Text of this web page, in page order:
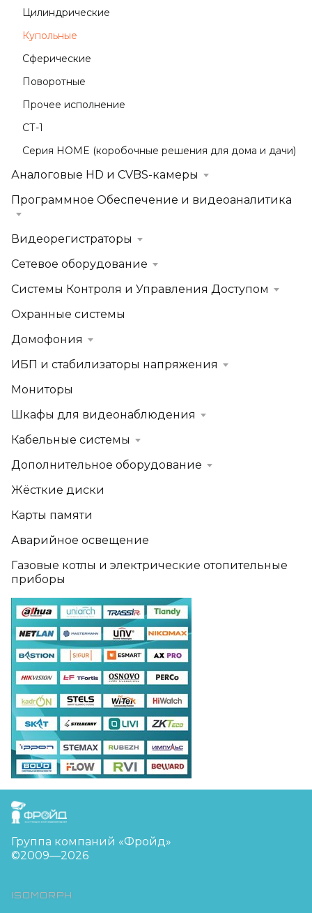
Цилиндрические
Купольные
Сферические
Поворотные
Прочее исполнение
СТ-1
Серия HOME (коробочные решения для дома и дачи)
Аналоговые HD и CVBS-камеры
Программное Обеспечение и видеоаналитика
Видеорегистраторы
Сетевое оборудование
Системы Контроля и Управления Доступом
Охранные системы
Домофония
ИБП и стабилизаторы напряжения
Мониторы
Шкафы для видеонаблюдения
Кабельные системы
Дополнительное оборудование
Жёсткие диски
Карты памяти
Аварийное освещение
Газовые котлы и электрические отопительные
приборы
FreudGroup
Группа компаний «Фройд»
©2009—2026
ISOMORPH